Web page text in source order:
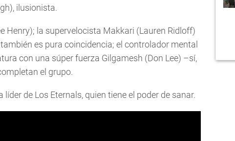
ilusionista.
Henry); la supervelocista Makkari (Lauren Ridloff)
es pura coincidencia; el controlador mental
con una súper fuerza Gilgamesh (Don Lee) –sí,
el grupo.
de Los Eternals, quien tiene el poder de sanar.